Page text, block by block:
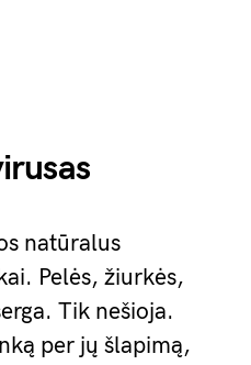
natūralus
Pelės, žiurkės,
Tik nešioja.
per jų šlapimą,